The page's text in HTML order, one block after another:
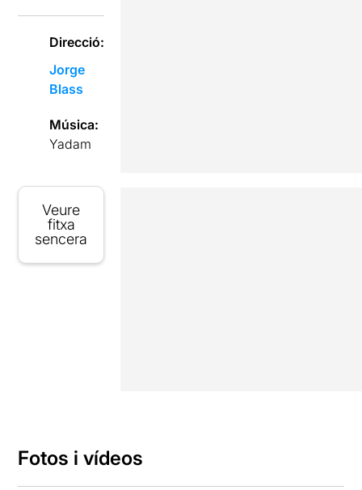
Direcció:
Jorge
Blass
Música:
Yadam
Veure
fitxa
sencera
Fotos i vídeos